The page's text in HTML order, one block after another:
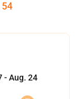
54
- Aug. 24